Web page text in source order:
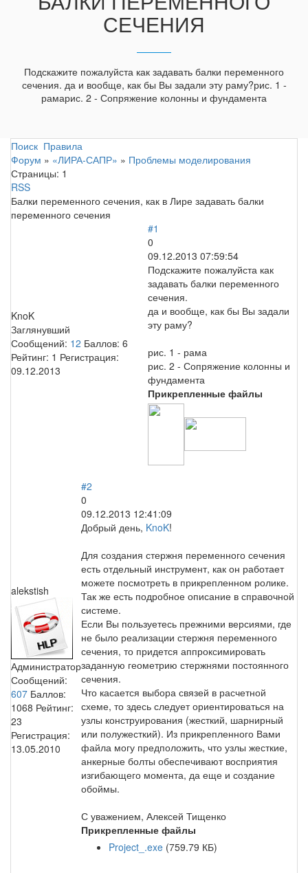
СЕЧЕНИЯ
Подскажите пожалуйста как задавать балки переменного
сечения. да и вообще, как бы Вы задали эту раму?рис. 1 -
рамарис. 2 - Сопряжение колонны и фундамента
Поиск Правила
Форум » «ЛИРА-САПР» » Проблемы моделирования
Страницы: 1
RSS
Балки переменного сечения, как в Лире задавать балки
переменного сечения
KnoK
Заглянувший
Сообщений: 12 Баллов: 6
Рейтинг: 1 Регистрация:
09.12.2013
#1
0
09.12.2013 07:59:54
Подскажите пожалуйста как
задавать балки переменного
сечения.
да и вообще, как бы Вы задали
эту раму?
рис. 1 - рама
рис. 2 - Сопряжение колонны и
фундамента
Прикрепленные файлы
alekstish
Администратор
Сообщений:
607 Баллов:
1068 Рейтинг:
23
Регистрация:
13.05.2010
#2
0
09.12.2013 12:41:09
Добрый день, KnoK!
Для создания стержня переменного сечения
есть отдельный инструмент, как он работает
можете посмотреть в прикрепленном ролике.
Так же есть подробное описание в справочной
системе.
Если Вы пользуетесь прежними версиями, где
не было реализации стержня переменного
сечения, то придется аппроксимировать
заданную геометрию стержнями постоянного
сечения.
Что касается выбора связей в расчетной
схеме, то здесь следует ориентироваться на
узлы конструирования (жесткий, шарнирный
или полужесткий). Из прикрепленного Вами
файла могу предположить, что узлы жесткие,
анкерные болты обеспечивают восприятия
изгибающего момента, да еще и создание
обоймы.
С уважением, Алексей Тищенко
Прикрепленные файлы
Project_.exe (759.79 КБ)